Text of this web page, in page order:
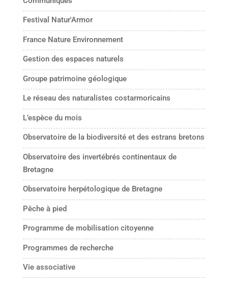
Festival Natur'Armor
France Nature Environnement
Gestion des espaces naturels
Groupe patrimoine géologique
Le réseau des naturalistes costarmoricains
L’espèce du mois
Observatoire de la biodiversité et des estrans bretons
Observatoire des invertébrés continentaux de
Bretagne
Observatoire herpétologique de Bretagne
Pêche à pied
Programme de mobilisation citoyenne
Programmes de recherche
Vie associative